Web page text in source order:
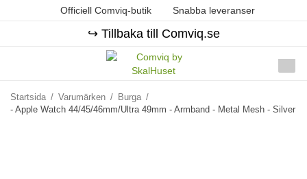
Officiell Comviq-butik Snabba leveranser
↪️ Tillbaka till Comviq.se
Startsida / Varumärken / Burga /
- Apple Watch 44/45/46mm/Ultra 49mm - Armband - Metal Mesh - Silver